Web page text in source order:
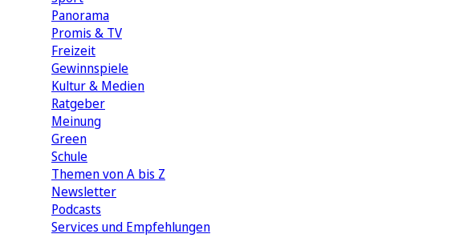
Panorama
Promis & TV
Freizeit
Gewinnspiele
Kultur & Medien
Ratgeber
Meinung
Green
Schule
Themen von A bis Z
Newsletter
Podcasts
Services und Empfehlungen